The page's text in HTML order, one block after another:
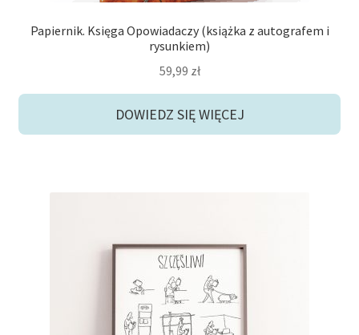
Papiernik. Księga Opowiadaczy (książka z autografem i
rysunkiem)
59,99 zł
DOWIEDZ SIĘ WIĘCEJ